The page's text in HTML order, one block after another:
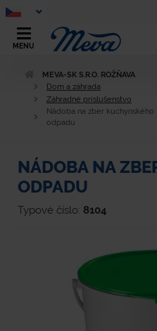
MENU
MEVA-SK S.R.O. ROŽŇAVA
Dom a záhrada
Záhradné príslušenstvo
Nádoba na zber kuchynského
odpadu
NÁDOBA NA
ODPADU
Typové číslo: 8104